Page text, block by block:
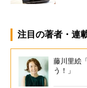
注目の著者・連
藤川里絵
う！」